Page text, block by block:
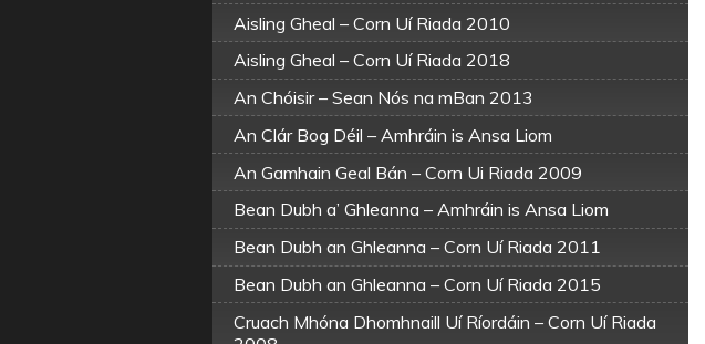
Aisling Gheal – Corn Uí Riada 2010
Aisling Gheal – Corn Uí Riada 2018
An Chóisir – Sean Nós na mBan 2013
An Clár Bog Déil – Amhráin is Ansa Liom
An Gamhain Geal Bán – Corn Ui Riada 2009
Bean Dubh a’ Ghleanna – Amhráin is Ansa Liom
Bean Dubh an Ghleanna – Corn Uí Riada 2011
Bean Dubh an Ghleanna – Corn Uí Riada 2015
Cruach Mhóna Dhomhnaill Uí Ríordáin – Corn Uí Riada